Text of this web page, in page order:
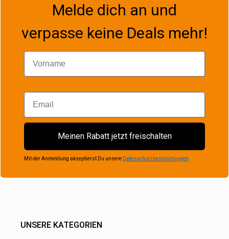
Melde dich an und
verpasse keine Deals mehr!
Vorname
Email
Meinen Rabatt jetzt freischalten
Mit der Anmeldung akzeptierst Du unsere Datenschutzbestimmungen
UNSERE KATEGORIEN